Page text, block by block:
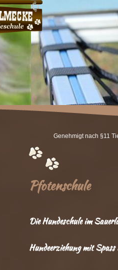
Genehmigt nach §11
Pfotenschule
Die Hundeschule im
Hundeerziehung mit